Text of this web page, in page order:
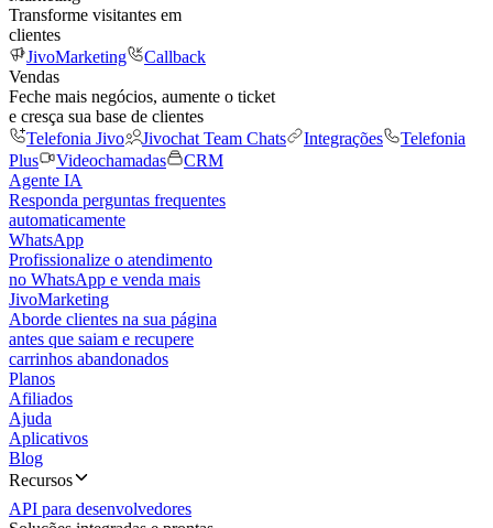
Transforme visitantes em
clientes
JivoMarketing
Callback
Vendas
Feche mais negócios, aumente o ticket
e cresça sua base de clientes
Telefonia Jivo
Jivochat Team Chats Integrações
Telefonia
Plus
Videochamadas
CRM
Agente IA
Responda perguntas frequentes
automaticamente
WhatsApp
Profissionalize o atendimento
no WhatsApp e venda mais
JivoMarketing
Aborde clientes na sua página
antes que saiam e recupere
carrinhos abandonados
Planos
Afiliados
Ajuda
Aplicativos
Blog
Recursos
API para desenvolvedores